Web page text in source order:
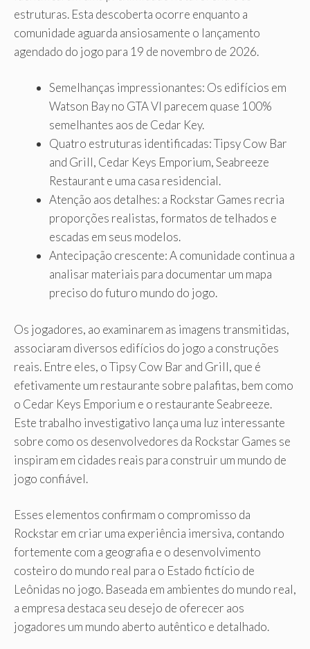
estruturas. Esta descoberta ocorre enquanto a
comunidade aguarda ansiosamente o lançamento
agendado do jogo para 19 de novembro de 2026.
Semelhanças impressionantes: Os edifícios em
Watson Bay no GTA VI parecem quase 100%
semelhantes aos de Cedar Key.
Quatro estruturas identificadas: Tipsy Cow Bar
and Grill, Cedar Keys Emporium, Seabreeze
Restaurant e uma casa residencial.
Atenção aos detalhes: a Rockstar Games recria
proporções realistas, formatos de telhados e
escadas em seus modelos.
Antecipação crescente: A comunidade continua a
analisar materiais para documentar um mapa
preciso do futuro mundo do jogo.
Os jogadores, ao examinarem as imagens transmitidas,
associaram diversos edifícios do jogo a construções
reais. Entre eles, o Tipsy Cow Bar and Grill, que é
efetivamente um restaurante sobre palafitas, bem como
o Cedar Keys Emporium e o restaurante Seabreeze.
Este trabalho investigativo lança uma luz interessante
sobre como os desenvolvedores da Rockstar Games se
inspiram em cidades reais para construir um mundo de
jogo confiável.
Esses elementos confirmam o compromisso da
Rockstar em criar uma experiência imersiva, contando
fortemente com a geografia e o desenvolvimento
costeiro do mundo real para o Estado fictício de
Leônidas no jogo. Baseada em ambientes do mundo real,
a empresa destaca seu desejo de oferecer aos
jogadores um mundo aberto autêntico e detalhado.